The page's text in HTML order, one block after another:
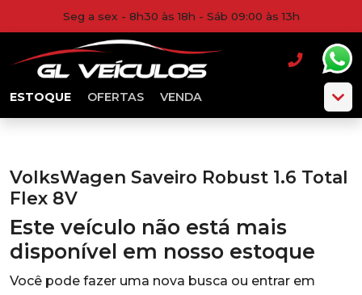
Seg a sex - 8h30 às 18h - Sáb 09:00 às 13h
ESTOQUE OFERTAS VENDA
VolksWagen Saveiro Robust 1.6 Total
Flex 8V
Este veículo não está mais
disponível em nosso estoque
Você pode fazer uma nova busca ou entrar em